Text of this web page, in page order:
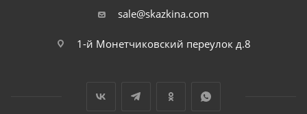
sale@skazkina.com
1-й Монетчиковский переулок д.8